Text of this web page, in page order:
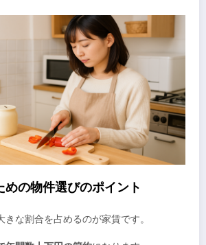
の物件選びのポイント
な割合を占めるのが家賃です。